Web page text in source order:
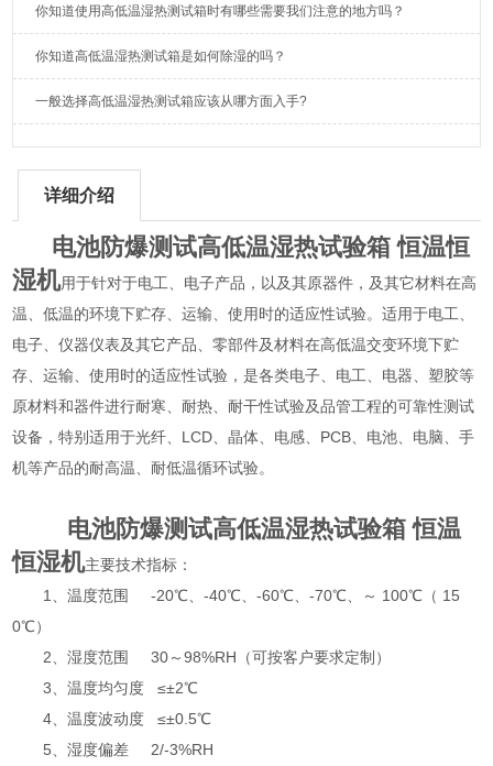
你知道使用高低温湿热测试箱时有哪些需要我们注意的地方吗？
你知道高低温湿热测试箱是如何除湿的吗？
一般选择高低温湿热测试箱应该从哪方面入手?
详细介绍
电池防爆测试高低温湿热试验箱 恒温恒
湿机用于针对于电工、电子产品，以及其原器件，及其它材料在高
温、低温的环境下贮存、运输、使用时的适应性试验。适用于电工、
电子、仪器仪表及其它产品、零部件及材料在高低温交变环境下贮
存、运输、使用时的适应性试验，是各类电子、电工、电器、塑胶等
原材料和器件进行耐寒、耐热、耐干性试验及品管工程的可靠性测试
设备，特别适用于光纤、LCD、晶体、电感、PCB、电池、电脑、手
机等产品的耐高温、耐低温循环试验。
电池防爆测试高低温湿热试验箱 恒温
恒湿机主要技术指标：
1、温度范围 -20℃、-40℃、-60℃、-70℃、～ 100℃（ 15
0℃）
2、湿度范围 30～98%RH（可按客户要求定制）
3、温度均匀度 ≤±2℃
4、温度波动度 ≤±0.5℃
5、湿度偏差 2/-3%RH